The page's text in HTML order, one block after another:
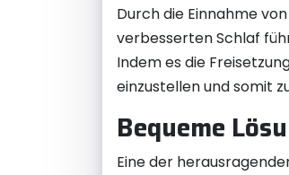
Durch die Einnahme
verbesserten Schlaf
Indem es die
einzustellen und somit
Bequeme
Eine der